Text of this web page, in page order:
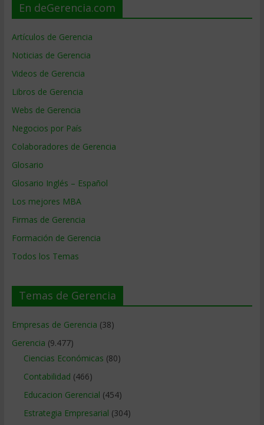
En deGerencia.com
Artículos de Gerencia
Noticias de Gerencia
Videos de Gerencia
Libros de Gerencia
Webs de Gerencia
Negocios por País
Colaboradores de Gerencia
Glosario
Glosario Inglés – Español
Los mejores MBA
Firmas de Gerencia
Formación de Gerencia
Todos los Temas
Temas de Gerencia
Empresas de Gerencia (38)
Gerencia (9.477)
Ciencias Económicas (80)
Contabilidad (466)
Educacion Gerencial (454)
Estrategia Empresarial (304)